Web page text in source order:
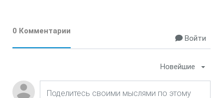
0 Комментарии
Войти
Новейшие